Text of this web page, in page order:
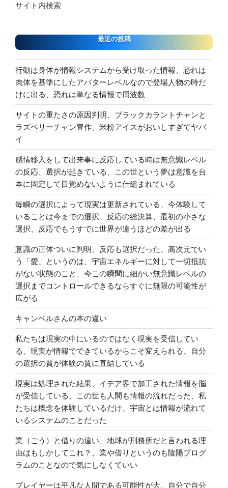
サイト内検索
最近の投稿
行動は身体が情報システムから受け取った情報、恐れは
肉体を基準にしたアバターレベルなので登場人物の時だ
けに出る、恐れは単なる情報で周波数
サイトの重たさの原因判明、ブラックカラントチャンと
ラズベリーチャン豊作、米粉アイスがおいしすぎてヤバ
イ
感情移入をして出来事に反応している時は無意識レベル
の反応、選択が起きている、この世という夢は意識を台
本に固定して目覚めないように仕組まれている
毎瞬の選択によって現実は更新されている、今体験して
いることは今までの選択、反応の総決算、最初の小さな
選択、反応でもうすでに世界が違うほどの差が出る
意識の正体ついに判明、反応も選択だった、高次元でい
う「愛」というのは、宇宙エネルギーに対して一切抵抗
がない状態のこと、今この瞬間に細かい無意識レベルの
選択までコントロールできるならすぐに無限の可能性が
広がる
キャンベルさんの本の違い
私たちは現実の中にいるのではなく現実を受信してい
る、現実が情報でできているからこそ変えられる、自分
の選択の質が体験の質に直結している
現実は処理された結果、イデア界で加工された情報を脳
が受信している、この世も人間も情報の流れだった、私
たちは概念を体験しているだけ、宇宙とは情報が流れて
いるシステムのことだった
業（ごう）と借りの違い、地球が刑務所だと言われる理
由はもしかしてこれ？、業や借りというのも陰陽プログ
ラムのことなので気にしなくていい
プレイヤーは平凡な人間である可能性が大、自分で自分